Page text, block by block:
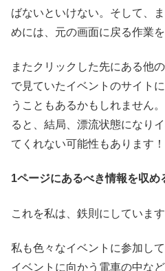
ばないといけない。そして、
めには、元の画面に戻る作業
またクリックした先にある他
で見ていたイベントのサイト
うこともあるかもしれません
ると、結局、漂流状態になり
てくれない可能性もあります！
1ページにあるべき情報を収め
これを私は、鉄則にしています
私も色々なイベントに参加し
イベントに向かう電車の中な